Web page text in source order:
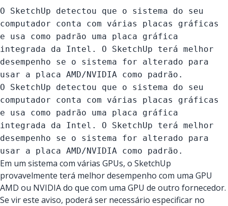
O SketchUp detectou que o sistema do seu
computador conta com várias placas gráficas
e usa como padrão uma placa gráfica
integrada da Intel. O SketchUp terá melhor
desempenho se o sistema for alterado para
usar a placa AMD/NVIDIA como padrão.
O SketchUp detectou que o sistema do seu
computador conta com várias placas gráficas
e usa como padrão uma placa gráfica
integrada da Intel. O SketchUp terá melhor
desempenho se o sistema for alterado para
usar a placa AMD/NVIDIA como padrão.
Em um sistema com várias GPUs, o SketchUp
provavelmente terá melhor desempenho com uma GPU
AMD ou NVIDIA do que com uma GPU de outro fornecedor.
Se vir este aviso, poderá ser necessário especificar no